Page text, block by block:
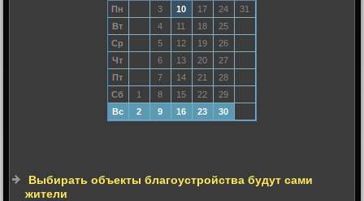
Пн 3 10 17 24
31
Вт
4 11 18
25
Ср
5 12 19
26
Чт
6 13 20
27
Пт
7 14 21
28
Сб
1 8 15 22
29
Вс
2 9 16 23 30
Выбирать объекты благоустройства будут сами
жители